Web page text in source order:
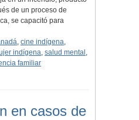
de un proceso de
se capacitó para
, cine indígena,
indígena, salud mental ,
familiar
en casos de